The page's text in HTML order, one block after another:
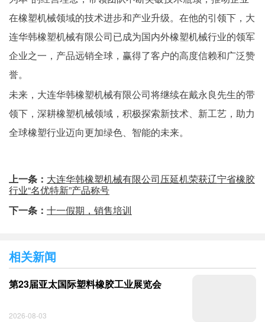
在橡塑机械领域的技术进步和产业升级。在他的引领下，大
连华韩橡塑机械有限公司已成为国内外橡塑机械行业的领军
企业之一，产品远销全球，赢得了客户的高度信赖和广泛赞
誉。
未来，大连华韩橡塑机械有限公司将继续在戴永良先生的带
领下，深耕橡塑机械领域，积极探索新技术、新工艺，助力
全球橡塑行业迈向更加绿色、智能的未来。
上一条： 大连华韩橡塑机械有限公司压延机荣获辽宁省橡胶
行业“名优特新”产品称号
下一条： 十一假期，销售培训
相关新闻
第23届亚太国际塑料橡胶工业展览会
2026-08-03